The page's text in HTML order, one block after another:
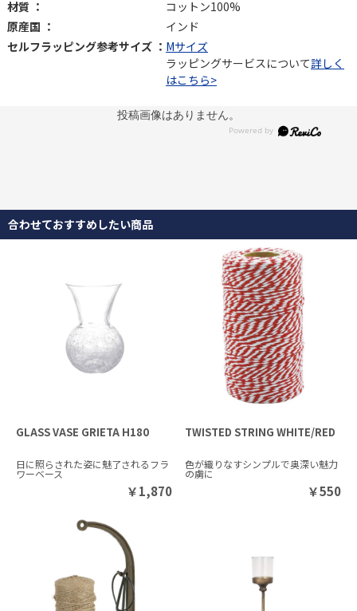
材質 ：
コットン100%
原産国 ：
インド
セルフラッピング参考サイズ ： Mサイズ
ラッピングサービスについて詳しく
はこちら>
投稿画像はありません。
合わせておすすめしたい商品
GLASS VASE GRIETA H180
日に照らされた姿に魅了されるフラ
ワーベース
￥1,870
TWISTED STRING WHITE/RED
色が織りなすシンプルで奥深い魅力
の虜に
￥550